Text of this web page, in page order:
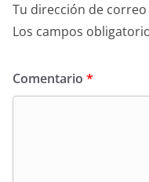
Tu dirección de
Los campos
Comentario *